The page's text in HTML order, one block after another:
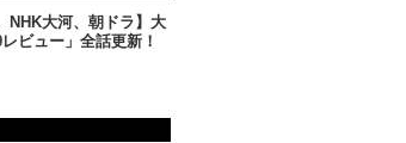
NHK大河、朝ドラ】大
ビュー」全話更新！